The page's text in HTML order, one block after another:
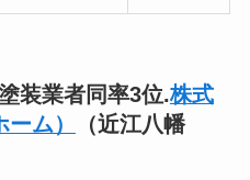
装業者同率3位.株式
ム）
（近江八幡